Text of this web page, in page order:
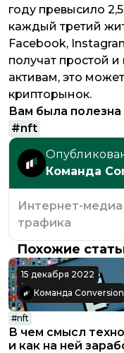
году превысило
каждый третий
Facebook,
получат простой
активам, это
крипторынок.
Вам была полезна
#nft
Команда
Интернет-
трафика
Похожие
15 декабря 2022
Команда Conversion
#nft
В чем смысл
и как на ней